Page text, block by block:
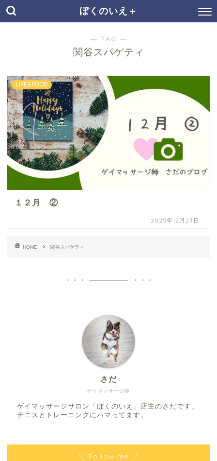
ぼくのいえ＋
― TAG ―
関谷スパゲティ
LIFE&FOOD
１２月 ②
2025年12月23日
HOME 関谷スパゲティ
ゲイマッサージ師
さだ
ゲイマッサージサロン「ぼくのいえ」店主のさだです。
テニスとトレーニングにハマってます。
＼ Follow me ／